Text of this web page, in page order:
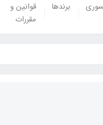
برندها
قوانین و
مقررات